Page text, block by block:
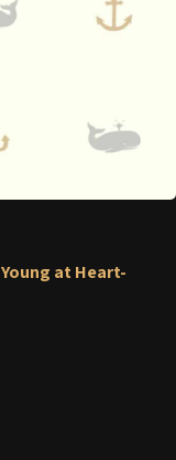
Young at Heart-